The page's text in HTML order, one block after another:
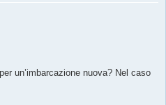
un’imbarcazione nuova? Nel caso